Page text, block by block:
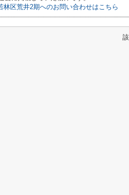
林区荒井2期へのお問い合わせはこちら